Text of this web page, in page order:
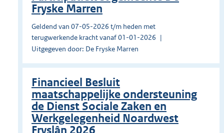
Fryske Marren
Geldend van 07-05-2026 t/m heden met
terugwerkende kracht vanaf 01-01-2026
Uitgegeven door: De Fryske Marren
Financieel Besluit
maatschappelijke ondersteuning
de Dienst Sociale Zaken en
Werkgelegenheid Noardwest